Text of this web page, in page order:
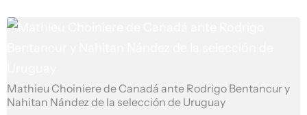
Mathieu Choiniere de Canadá ante Rodrigo Bentancur y
Nahitan Nández de la selección de Uruguay